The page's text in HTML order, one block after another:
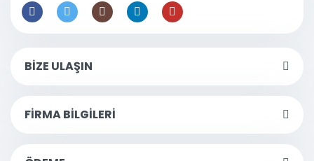
BİZE ULAŞIN
FİRMA BİLGİLERİ